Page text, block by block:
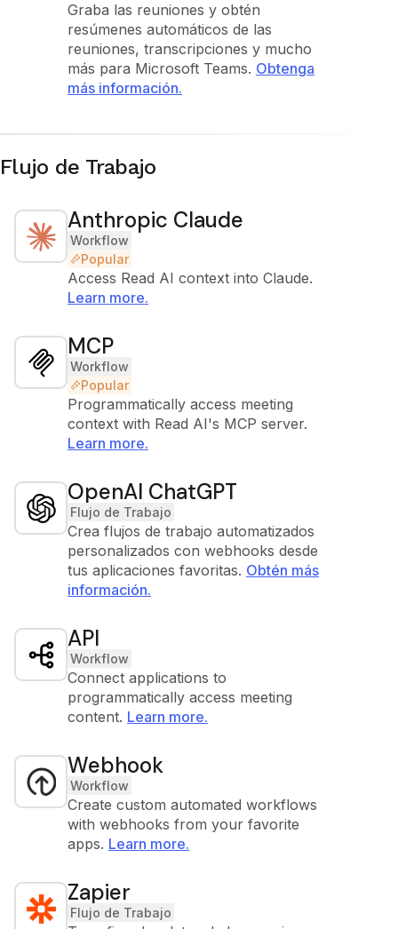
Graba las reuniones y obtén
resúmenes automáticos de las
reuniones, transcripciones y mucho
más para Microsoft Teams. Obtenga
más información.
Flujo de Trabajo
Anthropic Claude
Workflow
Popular
Access Read AI context into Claude.
Learn more.
MCP
Workflow
Popular
Programmatically access meeting
context with Read AI's MCP server.
Learn more.
OpenAI ChatGPT
Flujo de Trabajo
Crea flujos de trabajo automatizados
personalizados con webhooks desde
tus aplicaciones favoritas. Obtén más
información.
API
Workflow
Connect applications to
programmatically access meeting
content. Learn more.
Webhook
Workflow
Create custom automated workflows
with webhooks from your favorite
apps. Learn more.
Zapier
Flujo de Trabajo